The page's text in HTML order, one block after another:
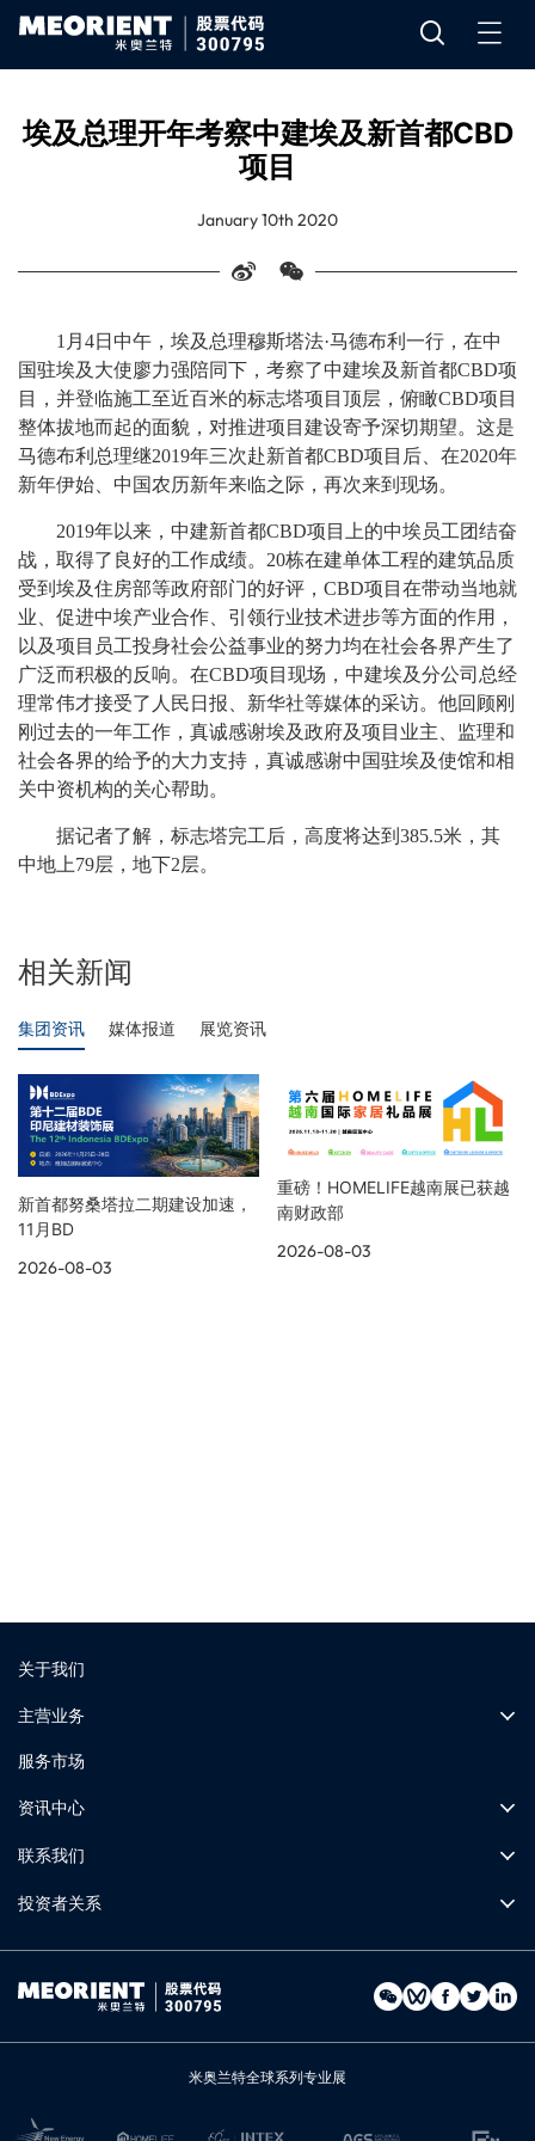
埃及总理开年考察中建埃及新首都CBD
项目
January 10th 2020
1月4日中午，埃及总理穆斯塔法·马德布利一行，在中
国驻埃及大使廖力强陪同下，考察了中建埃及新首都CBD项
目，并登临施工至近百米的标志塔项目顶层，俯瞰CBD项目
整体拔地而起的面貌，对推进项目建设寄予深切期望。这是
马德布利总理继2019年三次赴新首都CBD项目后、在2020年
新年伊始、中国农历新年来临之际，再次来到现场。
2019年以来，中建新首都CBD项目上的中埃员工团结奋
战，取得了良好的工作成绩。20栋在建单体工程的建筑品质
受到埃及住房部等政府部门的好评，CBD项目在带动当地就
业、促进中埃产业合作、引领行业技术进步等方面的作用，
以及项目员工投身社会公益事业的努力均在社会各界产生了
广泛而积极的反响。在CBD项目现场，中建埃及分公司总经
理常伟才接受了人民日报、新华社等媒体的采访。他回顾刚
刚过去的一年工作，真诚感谢埃及政府及项目业主、监理和
社会各界的给予的大力支持，真诚感谢中国驻埃及使馆和相
关中资机构的关心帮助。
据记者了解，标志塔完工后，高度将达到385.5米，其
中地上79层，地下2层。
相关新闻
集团资讯 媒体报道 展览资讯
新首都努桑塔拉二期建设加速，
11月BD
2026-08-03
重磅！HOMELIFE越南展已获越
南财政部
2026-08-03
关于我们
主营业务
服务市场
资讯中心
联系我们
投资者关系
米奥兰特全球系列专业展